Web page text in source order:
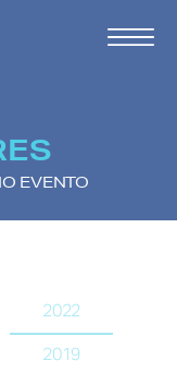
EVENTO
2022
2019